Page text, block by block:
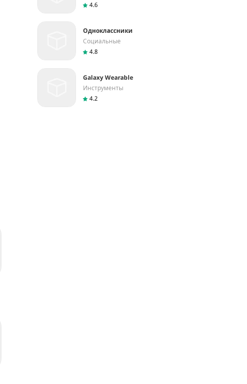
4.6
Одноклассники
Социальные
4.8
Galaxy Wearable
Инструменты
4.2